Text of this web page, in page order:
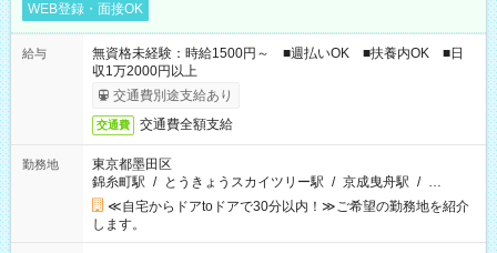
WEB登録・面接OK
給与
無資格未経験：時給1500円～ ■週払いOK ■扶養内OK ■日
収1万2000円以上
交通費別途支給あり
交通費 交通費全額支給
勤務地
東京都墨田区
錦糸町駅 / とうきょうスカイツリー駅 / 京成曳舟駅 / …
≪自宅からドアtoドアで30分以内！≫ご希望の勤務地を紹介
します。